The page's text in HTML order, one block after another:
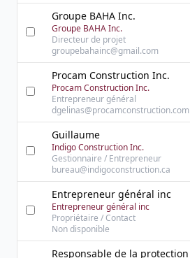
Groupe BAHA Inc.
Groupe BAHA Inc.
Directeur de projet
groupebahainc@gmail.com
Procam Construction Inc.
Procam Construction Inc.
Entrepreneur général
dgelinas@procamconstruction.com
Guillaume
Indigo Construction Inc.
Gestionnaire / Entrepreneur
bureau@indigoconstruction.ca
Entrepreneur général inc
Entrepreneur général inc
Propriétaire / Contact
Non disponible
Responsable de la protection